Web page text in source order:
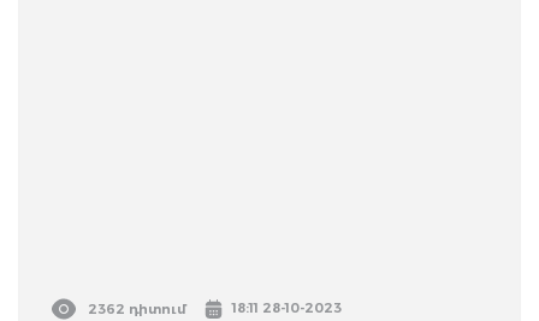
2362 դիտում 18:11 28-10-2023